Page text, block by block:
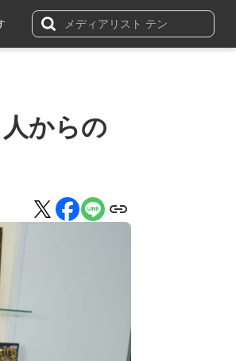
からの